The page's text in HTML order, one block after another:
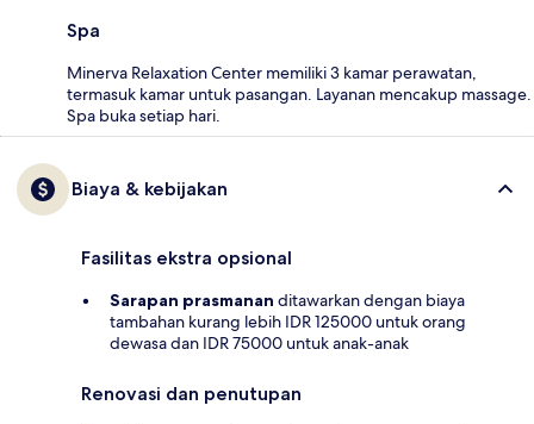
Spa
Minerva Relaxation Center memiliki 3 kamar perawatan,
termasuk kamar untuk pasangan. Layanan mencakup massage.
Spa buka setiap hari.
Biaya & kebijakan
Fasilitas ekstra opsional
Sarapan prasmanan ditawarkan dengan biaya
tambahan kurang lebih IDR 125000 untuk orang
dewasa dan IDR 75000 untuk anak-anak
Renovasi dan penutupan